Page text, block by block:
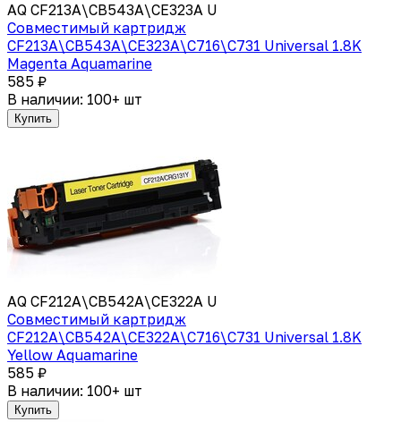
AQ CF213A\CB543A\CE323A U
Совместимый картридж
CF213A\CB543A\CE323A\C716\C731 Universal 1.8K
Magenta Aquamarine
585 ₽
В наличии: 100+ шт
Купить
AQ CF212A\CB542A\CE322A U
Совместимый картридж
CF212A\CB542A\CE322A\C716\C731 Universal 1.8K
Yellow Aquamarine
585 ₽
В наличии: 100+ шт
Купить